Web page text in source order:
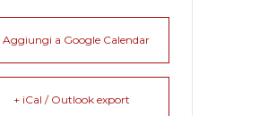
Aggiungi a Google Calendar
+ iCal / Outlook export